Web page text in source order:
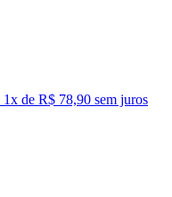
1x de R$ 78,90 sem juros